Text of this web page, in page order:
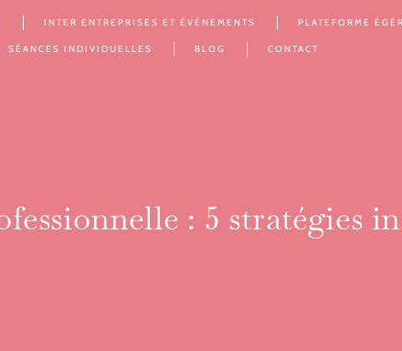
INTER ENTREPRISES ET ÉVÉNEMENTS PLATEFORME
SÉANCES INDIVIDUELLES BLOG CONTACT
: 5 stratégies